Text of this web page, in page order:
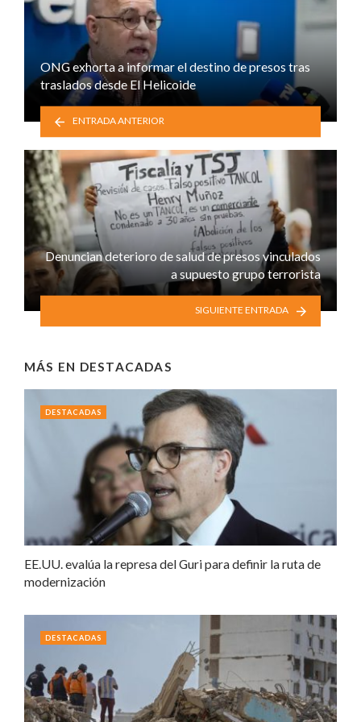
ONG exhorta a informar el destino de presos tras
traslados desde El Helicoide
ENTRADA ANTERIOR
Denuncian deterioro de salud de presos vinculados
a supuesto grupo terrorista
SIGUIENTE ENTRADA
MÁS EN DESTACADAS
EE.UU. evalúa la represa del Guri para definir la ruta de
modernización
DESTACADAS
DESTACADAS